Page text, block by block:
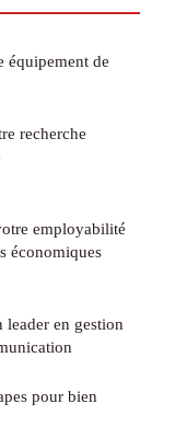
équipement de
recherche
employabilité
économiques
en gestion
pour bien